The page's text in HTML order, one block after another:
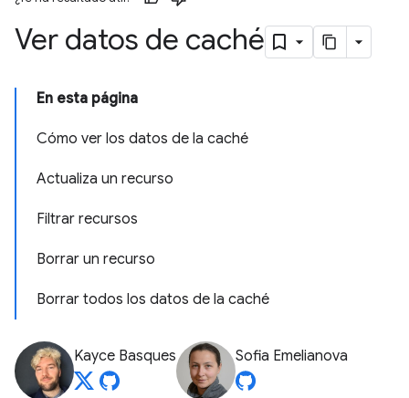
Ver datos de caché
En esta página
Cómo ver los datos de la caché
Actualiza un recurso
Filtrar recursos
Borrar un recurso
Borrar todos los datos de la caché
Kayce Basques Sofia Emelianova